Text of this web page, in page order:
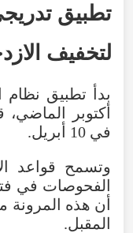
تطبيق
لتخفيف
بدأ تطبيق نظام
أكتوبر
الماضي،
في
أبريل.
وتسمح
قواعد
الفحوصات في
أن هذه المرونة
المقبل.